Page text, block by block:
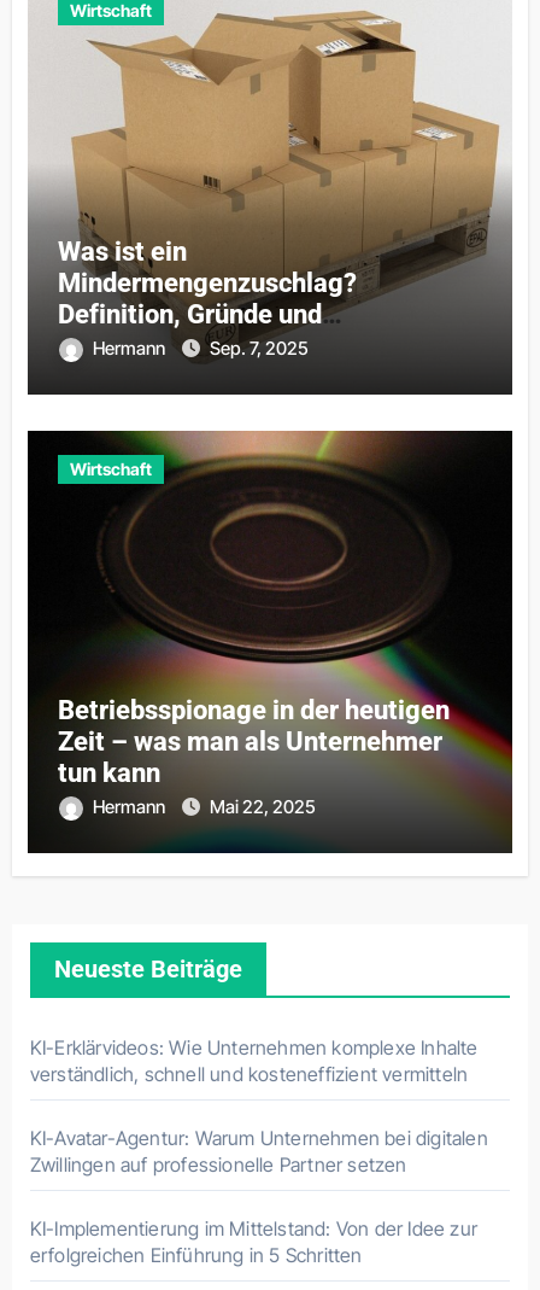
Wirtschaft
Was ist ein
Mindermengenzuschlag?
Definition, Gründe und
Praxisbeispiele
Hermann Sep. 7, 2025
Wirtschaft
Betriebsspionage in der heutigen
Zeit – was man als Unternehmer
tun kann
Hermann Mai 22, 2025
Neueste Beiträge
KI-Erklärvideos: Wie Unternehmen komplexe Inhalte
verständlich, schnell und kosteneffizient vermitteln
KI-Avatar-Agentur: Warum Unternehmen bei digitalen
Zwillingen auf professionelle Partner setzen
KI-Implementierung im Mittelstand: Von der Idee zur
erfolgreichen Einführung in 5 Schritten